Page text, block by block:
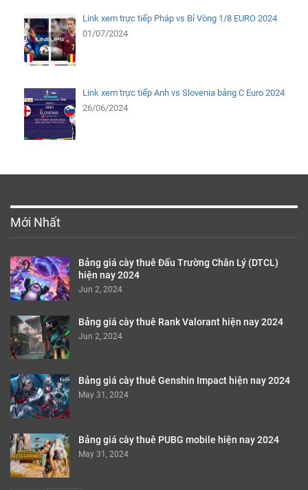
Link xem trực tiếp Pháp vs Bỉ Vòng 1/8 EURO 2024
01/07/2024
Link xem trực tiếp Anh vs Slovenia bảng C Euro 2024
26/06/2024
Mới Nhất
Bảng giá cày thuê Đấu Trường Chân Lý (DTCL)
hiện nay 2024
Jun 2, 2024
Bảng giá cày thuê Rank Valorant hiện nay 2024
Jun 2, 2024
Bảng giá cày thuê Genshin Impact hiện nay 2024
May 31, 2024
Bảng giá cày thuê PUBG mobile hiện nay 2024
May 31, 2024